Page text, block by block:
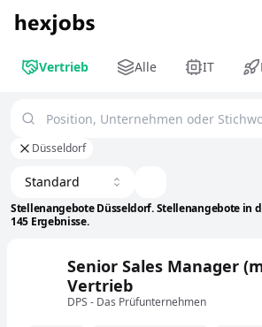
Vertrieb Alle IT
Düsseldorf
Stellenangebote Düsseldorf. Stellenangebote in
145 Ergebnisse.
Standard
Senior Sales Manager
Vertrieb
DPS - Das Prüfunternehmen